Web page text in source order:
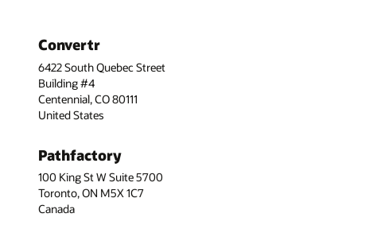
Convertr
6422 South Quebec Street
Building #4
Centennial, CO 80111
United States
Pathfactory
100 King St W Suite 5700
Toronto, ON M5X 1C7
Canada